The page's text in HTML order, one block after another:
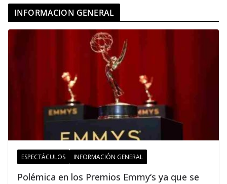
INFORMACION GENERAL
ESPECTÁCULOS INFORMACIÓN GENERAL
Polémica en los Premios Emmy‘s ya que se